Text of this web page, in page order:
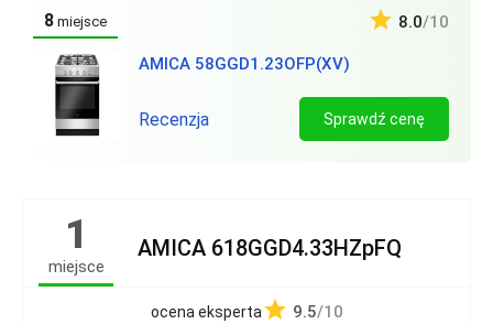
8 miejsce
AMICA 58GGD1.23OFP(XV)
8.0/10
Recenzja Sprawdź cenę
1
miejsce
AMICA 618GGD4.33HZpFQ
ocena eksperta 9.5/10